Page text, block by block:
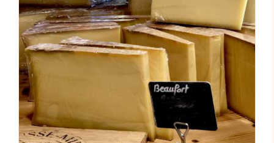
AJOUTER AU PANIER
/
DÉTAILS